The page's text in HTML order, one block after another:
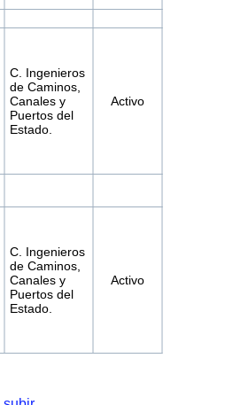
C. Ingenieros
de Caminos,
Canales y
Puertos del
Estado.
Activo
C. Ingenieros
de Caminos,
Canales y
Puertos del
Estado.
Activo